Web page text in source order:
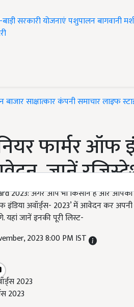
सरकारी योजनाएंपशुपालनबागवानी
बाजारसाक्षात्कारकंपनी समाचारलाइफ
फार्मर ऑफ
जानें
2023: अगर आप भी किसान हैं और
इंडिया अवॉर्ड्स- 2023’ में आवेदन कर
यहां जानें इनकी पूरी लिस्ट-
2023 8:00 PM IST
2023